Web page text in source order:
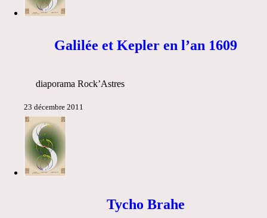
Galilée et Kepler en l’an 1609
diaporama Rock’Astres
23 décembre 2011
Tycho Brahe